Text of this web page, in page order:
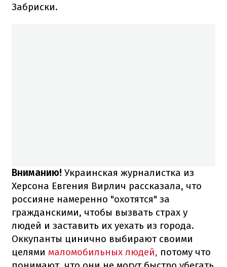
Забриски.
Вниманию! Украинская журналистка из
Херсона Евгения Вирлич рассказала, что
россияне намеренно "охотятся" за
гражданскими, чтобы вызвать страх у
людей и заставить их уехать из города.
Оккупанты цинично выбирают своими
целями маломобильных людей, потому что